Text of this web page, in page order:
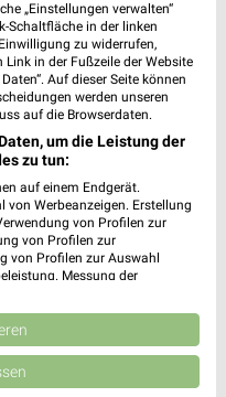
| Geschlossen
Köln
| Geschlossen
1 Prospekt
❯
| Geschlossen
„Einstellungen verwalten“
Schaltfläche in der linken
zu widerrufen,
in der Fußzeile der Website
Auf dieser Seite können
werden unseren
auf die Browserdaten.
um die Leistung der
zu tun:
auf einem Endgerät.
von Werbeanzeigen. Erstellung
von Profilen zur
von Profilen zur
von Profilen zur Auswahl
Messung der
Quellen. Entwicklung und
Daten zur Auswahl
weitergegeben und in die